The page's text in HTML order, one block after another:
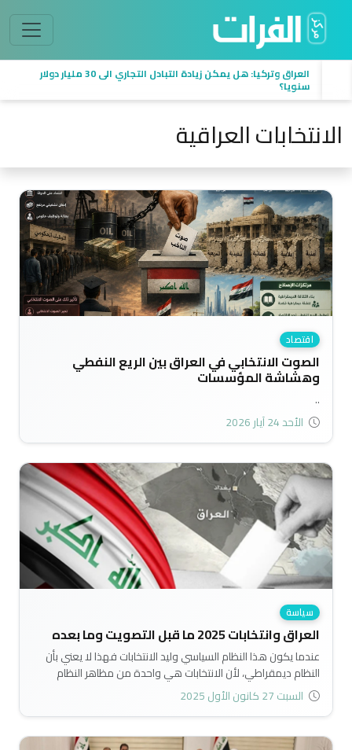
هجرة الكفاءات العراقية: الأسباب والآثار الاقتصادية والإدارية
الانتخابات العراقية
اقتصاد
الصوت الانتخابي في العراق بين الريع النفطي
وهشاشة المؤسسات
..
الأحد 24 آيار 2026
سياسة
العراق وانتخابات 2025 ما قبل التصويت وما بعده
عندما يكون هذا النظام السياسي وليد الانتخابات فهذا لا يعني بأن
النظام ديمقراطي، لأن الانتخابات هي واحدة من مظاهر النظام
الديمقراطي، هناك مظاهر حرية التعبير وحرية الرأي وإنفاذ القانون
والأمن وقضية سيطرة الدولة على السلاح، والتداول السلمي
للسلطة، والالتزام بالدستور وشرعية السلطة ومشروعية أدائها كل
هذه هي مؤشرات وانتخابات أيضا..
السبت 27 كانون الأول 2025